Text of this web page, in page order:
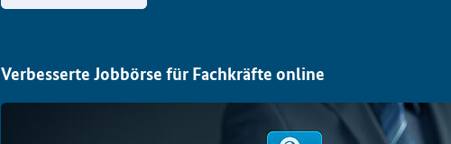
Verbesserte Jobbörse für Fachkräfte online